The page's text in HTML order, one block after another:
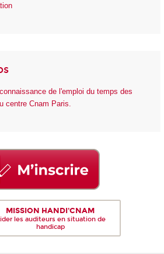
de l'emploi du temps des
centre Cnam Paris.
MISSION HANDI'CNAM
les auditeurs en situation de
handicap